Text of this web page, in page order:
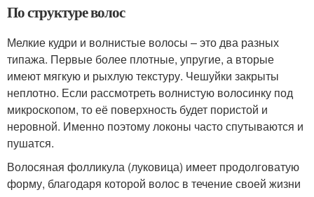
По структуре волос
Мелкие кудри и волнистые волосы – это два разных
типажа. Первые более плотные, упругие, а вторые
имеют мягкую и рыхлую текстуру. Чешуйки закрыты
неплотно. Если рассмотреть волнистую волосинку под
микроскопом, то её поверхность будет пористой и
неровной. Именно поэтому локоны часто спутываются и
пушатся.
Волосяная фолликула (луковица) имеет продолговатую
форму, благодаря которой волос в течение своей жизни